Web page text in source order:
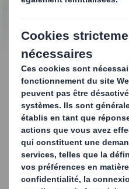
de
Gestion des
durant le
fabrication
La gestion des